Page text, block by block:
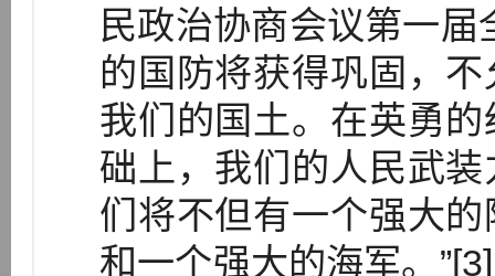
民政治协商会议第一
的国防将获得巩固，
我们的国土。在英勇
础上，我们的人民武
们将不但有一个强大
和一个强大的海军。